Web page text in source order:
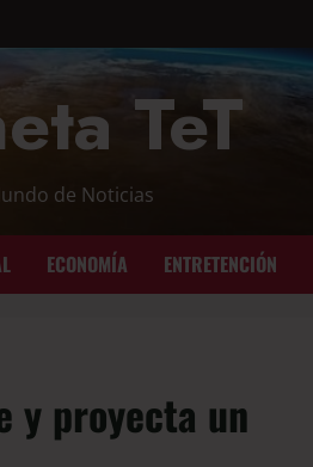
TeT
de Noticias
ECONOMÍA ENTRETENCIÓN
y proyecta un